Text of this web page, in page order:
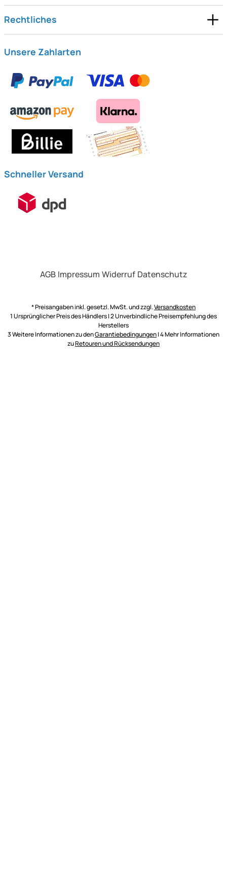
Rechtliches
Unsere Zahlarten
Schneller Versand
AGB Impressum Widerruf Datenschutz
* Preisangaben inkl. gesetzl. MwSt. und zzgl.Versandkosten
1 Ursprünglicher Preis des Händlers | 2 Unverbindliche Preisempfehlung des
Herstellers
3 Weitere Informationen zu denGarantiebedingungen| 4 Mehr Informationen
zuRetouren und Rücksendungen